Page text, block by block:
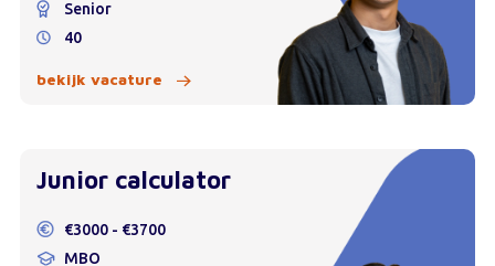
Senior
40
bekijk vacature
Junior calculator
€3000 - €3700
MBO